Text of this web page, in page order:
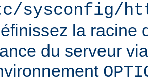
sysconfig/
la racine
du serveur